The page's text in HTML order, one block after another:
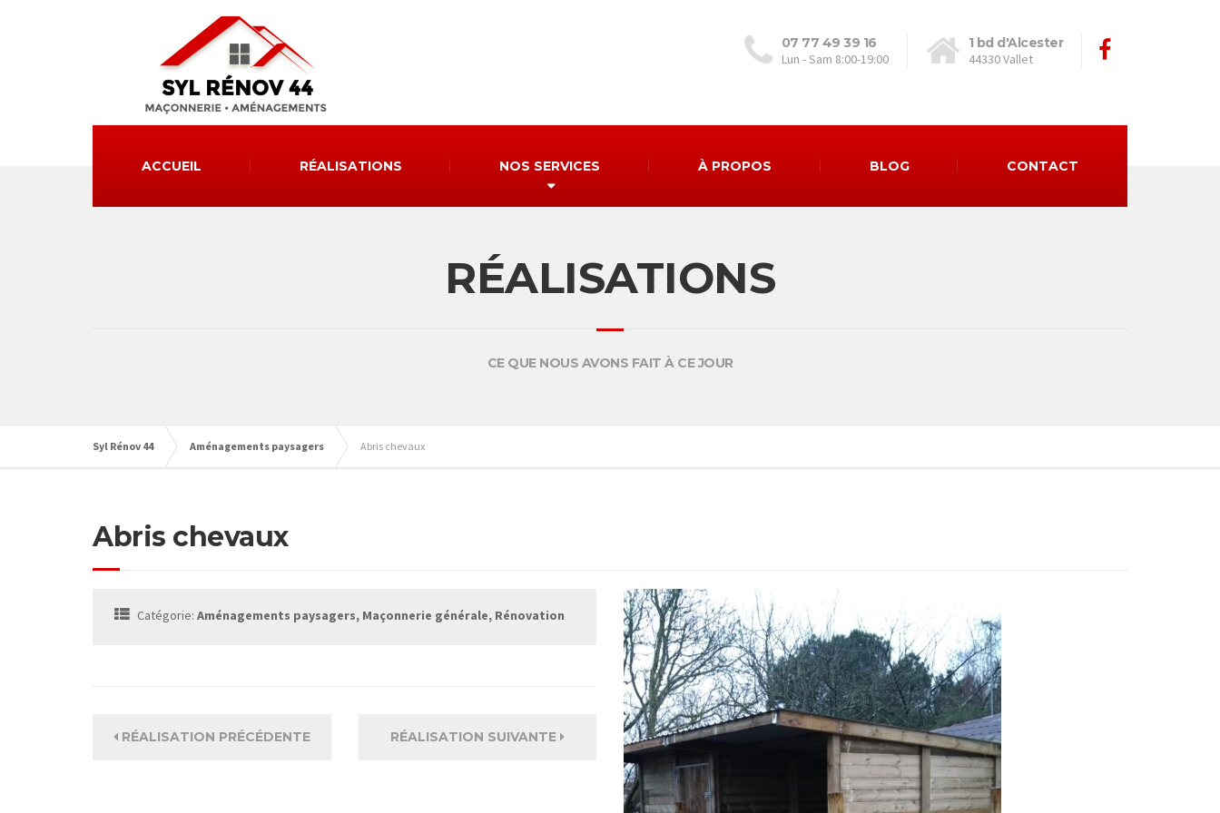
07 77 49 39 16
Lun - Sam 8:00-19:00
1 bd d'Alcester
44330 Vallet
ACCUEIL RÉALISATIONS NOS SERVICES À PROPOS BLOG CONTACT
RÉALISATIONS
CE QUE NOUS AVONS FAIT À CE JOUR
Syl Rénov 44 Aménagements paysagers Abris chevaux
Abris chevaux
Catégorie: Aménagements paysagers, Maçonnerie générale, Rénovation
RÉALISATION PRÉCÉDENTE RÉALISATION SUIVANTE